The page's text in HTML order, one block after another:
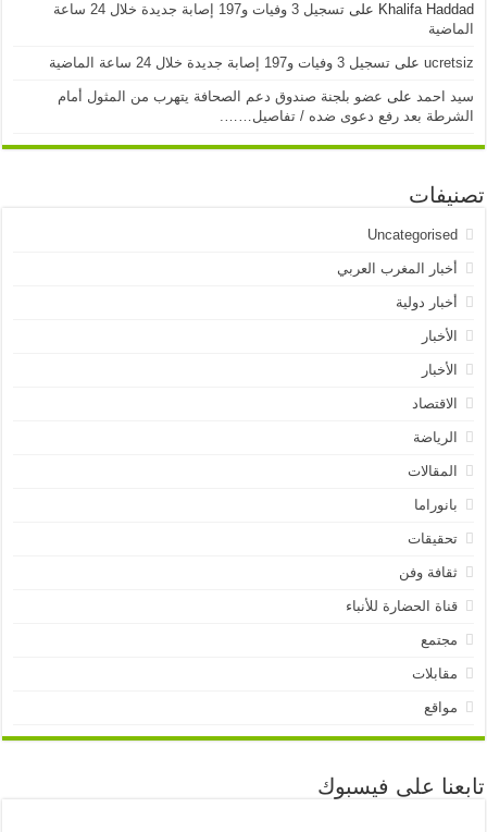
Khalifa Haddad على
تسجيل 3 وفيات و197 إصابة جديدة خلال 24 ساعة
الماضية
ucretsiz علىتسجيل 3 وفيات و197 إصابة جديدة خلال 24 ساعة الماضية
سيد احمد على عضو بلجنة صندوق دعم الصحافة يتهرب من المثول أمام
الشرطة بعد رفع دعوى ضده / تفاصيل…….
تصنيفات
Uncategorised
أخبار المغرب العربي
أخبار دولية
الأخبار
الأخبار
الاقتصاد
الرياضة
المقالات
بانوراما
تحقيقات
ثقافة وفن
قناة الحضارة للأنباء
مجتمع
مقابلات
مواقع
تابعنا على فيسبوك